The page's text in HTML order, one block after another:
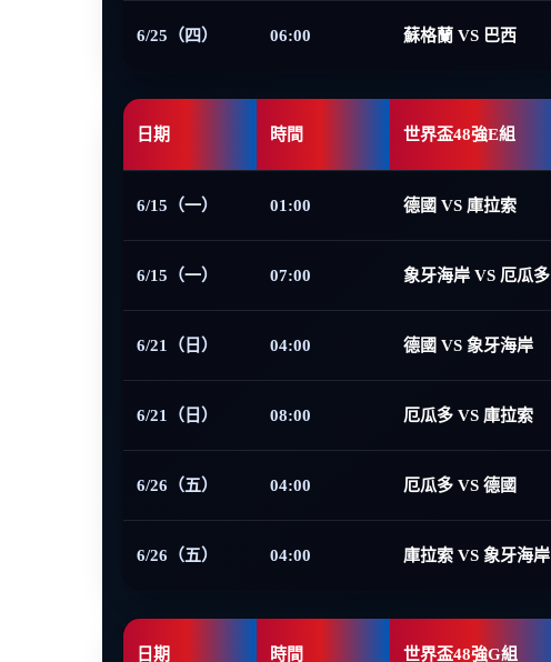
6/25（四） 06:00 蘇格蘭 VS 巴西
日期 時間 世界盃48強E組
6/15（一） 01:00 德國 VS 庫拉索
6/15（一） 07:00 象牙海岸 VS 厄瓜多
6/21（日） 04:00 德國 VS 象牙海岸
6/21（日） 08:00 厄瓜多 VS 庫拉索
6/26（五） 04:00 厄瓜多 VS 德國
6/26（五） 04:00 庫拉索 VS 象牙海岸
日期 時間 世界盃48強G組